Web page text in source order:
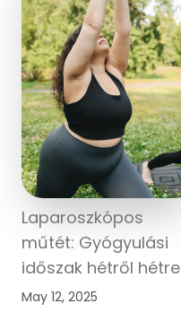
Laparoszkópos
műtét: Gyógyulási
időszak hétről hétre
May 12, 2025